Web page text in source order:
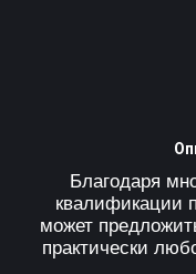
Благодаря
квалификации
может
практически